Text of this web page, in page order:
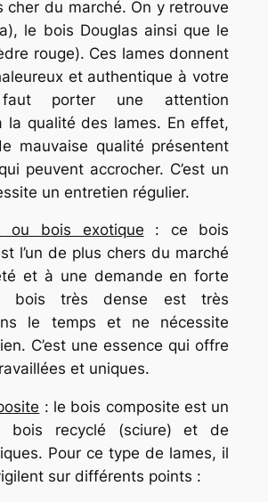
cher du marché. On y retrouve
le bois Douglas ainsi que le
rouge). Ces lames donnent
et authentique à votre
porter une attention
la qualité des lames. En effet,
mauvaise qualité présentent
peuvent accrocher. C’est un
un entretien régulier.
ou bois exotique : ce bois
l’un de plus chers du marché
et à une demande en forte
bois très dense est très
le temps et ne nécessite
C’est une essence qui offre
et uniques.
: le bois composite est un
bois recyclé (sciure) et de
Pour ce type de lames, il
sur différents points :